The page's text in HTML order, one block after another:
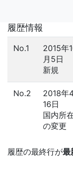
履歴情報
No.1
2015年
月5日
新規
No.2
2018年
16日
国内所
の変更
履歴の最終行が最